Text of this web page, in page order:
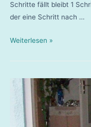
Schritte fällt bleibt 1
der eine Schritt nach …
Kai
Weiterlesen »